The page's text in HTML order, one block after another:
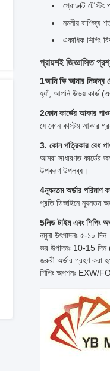
প্রোডাক্ট টেস্টিং
নমনীয় বাণিজ্য
একাধিক শিপিং
প্রায়শই জিজ্ঞাসিত
1আমি কি আমার নিজস্ব
হ্যাঁ, আপনি উভয় কার্ড
2কোন কার্ডের আকার
যে কোন কাস্টম আকার
3. কোন পত্রিকার বেধ
আমরা সাধারণত কার্ডের
উপকরণ উপলব্ধ।
4ন্যূনতম অর্ডার পরিমাণ
প্রতি ডিজাইনে ন্যূনতম
5লিড টাইম এবং শিপিং
নমুনা উৎপাদনঃ ৫-১০ দিন
ভর উত্পাদনঃ 10-15 দিন
জরুরী অর্ডার গ্রহণ করা
শিপিং অপশনঃ EXW/